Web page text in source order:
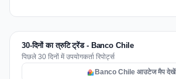
30-दिनों का त्रुटि ट्रेंड - Banco Chile
पिछले 30 दिनों में उपयोगकर्ता रिपोर्ट्स
Banco Chile आउटेज मैप देखें